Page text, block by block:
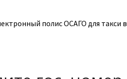
полис ОСАГО для такси в